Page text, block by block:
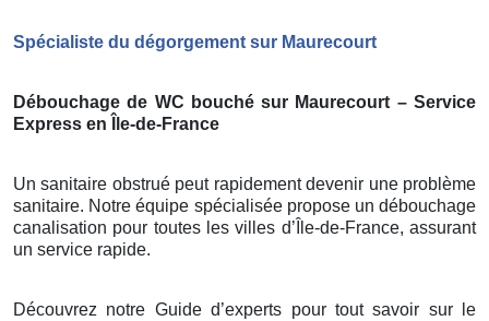
Spécialiste du dégorgement sur Maurecourt
Débouchage de WC bouché sur Maurecourt – Service
Express en Île-de-France
Un sanitaire obstrué peut rapidement devenir une problème
sanitaire. Notre équipe spécialisée propose un débouchage
canalisation pour toutes les villes d’Île-de-France, assurant
un service rapide.
Découvrez notre Guide d’experts pour tout savoir sur le